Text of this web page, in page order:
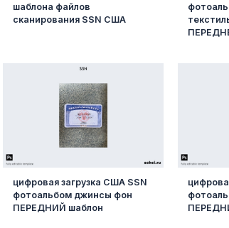
шаблона файлов
сканирования SSN США
цифровая загрузка США SSN
фотоальбом джинсы фон
ПЕРЕДНИЙ шаблон